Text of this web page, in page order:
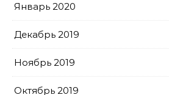
Январь 2020
Декабрь 2019
Ноябрь 2019
Октябрь 2019